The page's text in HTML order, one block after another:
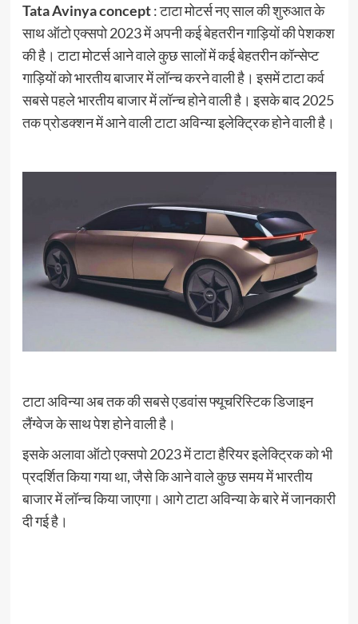
Tata Avinya concept: टाटा मोटर्स नए साल की शुरुआत के
साथ ऑटो एक्सपो 2023 में अपनी कई बेहतरीन गाड़ियों की पेशकश
की है। टाटा मोटर्स आने वाले कुछ सालों में कई बेहतरीन कॉन्सेप्ट
गाड़ियों को भारतीय बाजार में लॉन्च करने वाली है। इसमें टाटा कर्व
सबसे पहले भारतीय बाजार में लॉन्च होने वाली है। इसके बाद 2025
तक प्रोडक्शन में आने वाली टाटा अविन्या इलेक्ट्रिक होने वाली है।
टाटा अविन्या अब तक की सबसे एडवांस फ्यूचरिस्टिक डिजाइन
लैंग्वेज के साथ पेश होने वाली है।
इसके अलावा ऑटो एक्सपो 2023 में टाटा हैरियर इलेक्ट्रिक को भी
प्रदर्शित किया गया था, जैसे कि आने वाले कुछ समय में भारतीय
बाजार में लॉन्च किया जाएगा। आगे टाटा अविन्या के बारे में जानकारी
दी गई है।